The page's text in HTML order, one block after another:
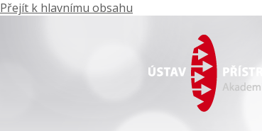
Přejít k hlavnímu obsahu